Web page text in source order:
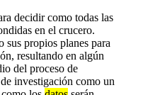
decidir como todas las
en el crucero.
sus propios planes para
resultando en algún
del proceso de
investigación como un